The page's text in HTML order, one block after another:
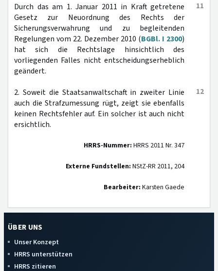
11
Durch das am 1. Januar 2011 in Kraft getretene
Gesetz zur Neuordnung des Rechts der
Sicherungsverwahrung und zu begleitenden
Regelungen vom 22. Dezember 2010 (BGBl. I 2300)
hat sich die Rechtslage hinsichtlich des
vorliegenden Falles nicht entscheidungserheblich
geändert.
12
2. Soweit die Staatsanwaltschaft in zweiter Linie
auch die Strafzumessung rügt, zeigt sie ebenfalls
keinen Rechtsfehler auf. Ein solcher ist auch nicht
ersichtlich.
HRRS-Nummer: HRRS 2011 Nr. 347
Externe Fundstellen: NStZ-RR 2011, 204
Bearbeiter: Karsten Gaede
ÜBER UNS
Unser Konzept
HRRS unterstützen
HRRS zitieren